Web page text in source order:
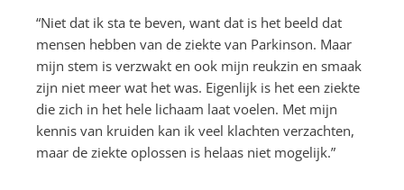
“Niet dat ik sta te beven, want dat is het beeld dat
mensen hebben van de ziekte van Parkinson. Maar
mijn stem is verzwakt en ook mijn reukzin en smaak
zijn niet meer wat het was. Eigenlijk is het een ziekte
die zich in het hele lichaam laat voelen. Met mijn
kennis van kruiden kan ik veel klachten verzachten,
maar de ziekte oplossen is helaas niet mogelijk.”